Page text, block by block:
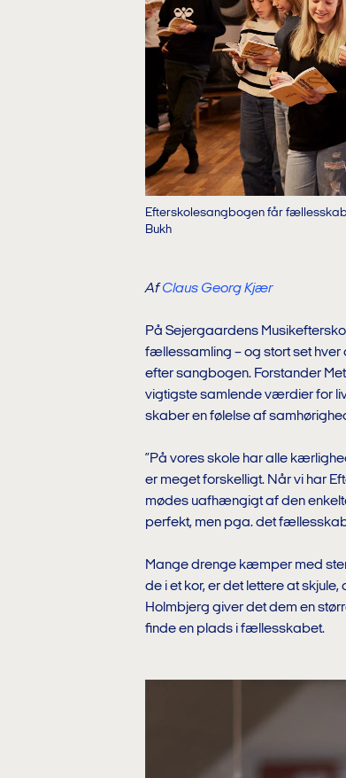
Efterskolesangbogen får
Bukh
AfClaus Georg Kjær
På Sejergaardens
fællessamling – og stort set hver
efter sangbogen. Forstander
vigtigste samlende værdier for
skaber en følelse af
”På vores skole har alle
er meget forskelligt. Når vi har
mødes uafhængigt af den
perfekt, men pga. det
Mange drenge kæmper med
de i et kor, er det lettere at
Holmbjerg giver det dem en
finde en plads i fællesskabet.